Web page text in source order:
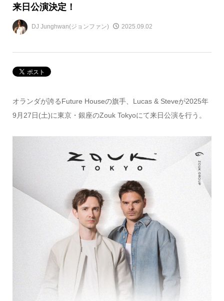
来日公演決定！
DJ Junghwan(ジョンファン) 2025.09.02
オランダが誇るFuture Houseの旗手、Lucas & Steveが2025年
9月27日(土)に東京・銀座のZouk Tokyoにて来日公演を行う。